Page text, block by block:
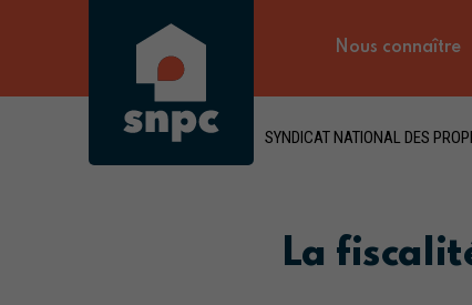
SYNDICAT NATIONAL DES
Nous connaître
La